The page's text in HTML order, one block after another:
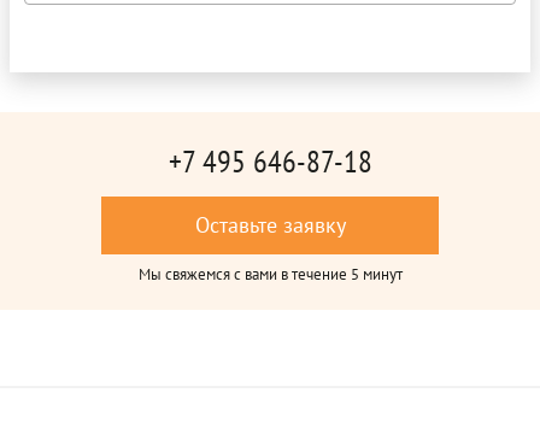
+7 495 646-87-18
Оставьте заявку
Мы свяжемся с вами в течение 5 минут